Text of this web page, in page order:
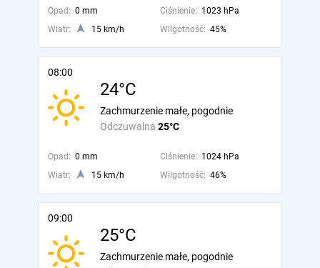
Opad: 0 mm Ciśnienie: 1023 hPa
Wiatr:
15 km/h Wilgotność: 45%
08:00
24°C
Odczuwalna 25°C
Zachmurzenie małe, pogodnie
Opad: 0 mm Ciśnienie: 1024 hPa
Wiatr:
15 km/h Wilgotność: 46%
09:00
25°C
Zachmurzenie małe, pogodnie